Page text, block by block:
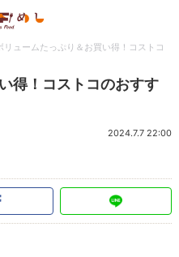
リュームたっぷり＆お買い得！コストコ
得！コストコのおすす
2024.7.7 22:00